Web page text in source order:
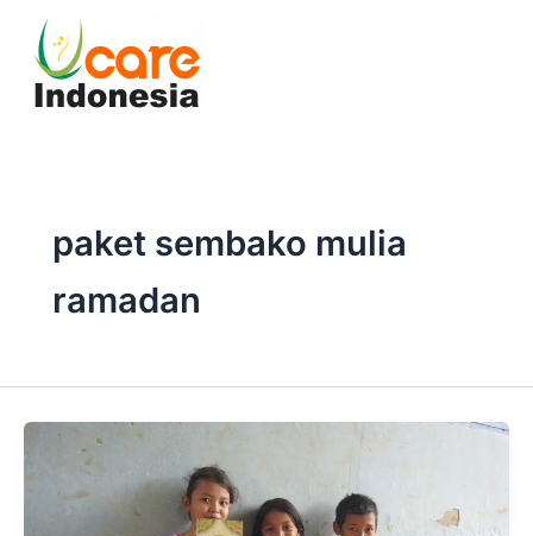
content
paket sembako mulia
ramadan